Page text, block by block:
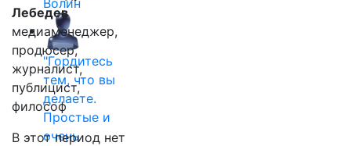
Волин
"Гордитесь
тем, что вы
делаете.
Простые и
очень
Лебедев
медиаменеджер,
продюсер,
журналист,
публицист,
философ
В этот период нет